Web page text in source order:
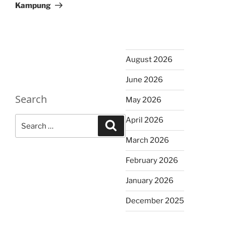
Kampung
Search
for:
Search
August 2026
June 2026
May 2026
April 2026
March 2026
February 2026
January 2026
December 2025